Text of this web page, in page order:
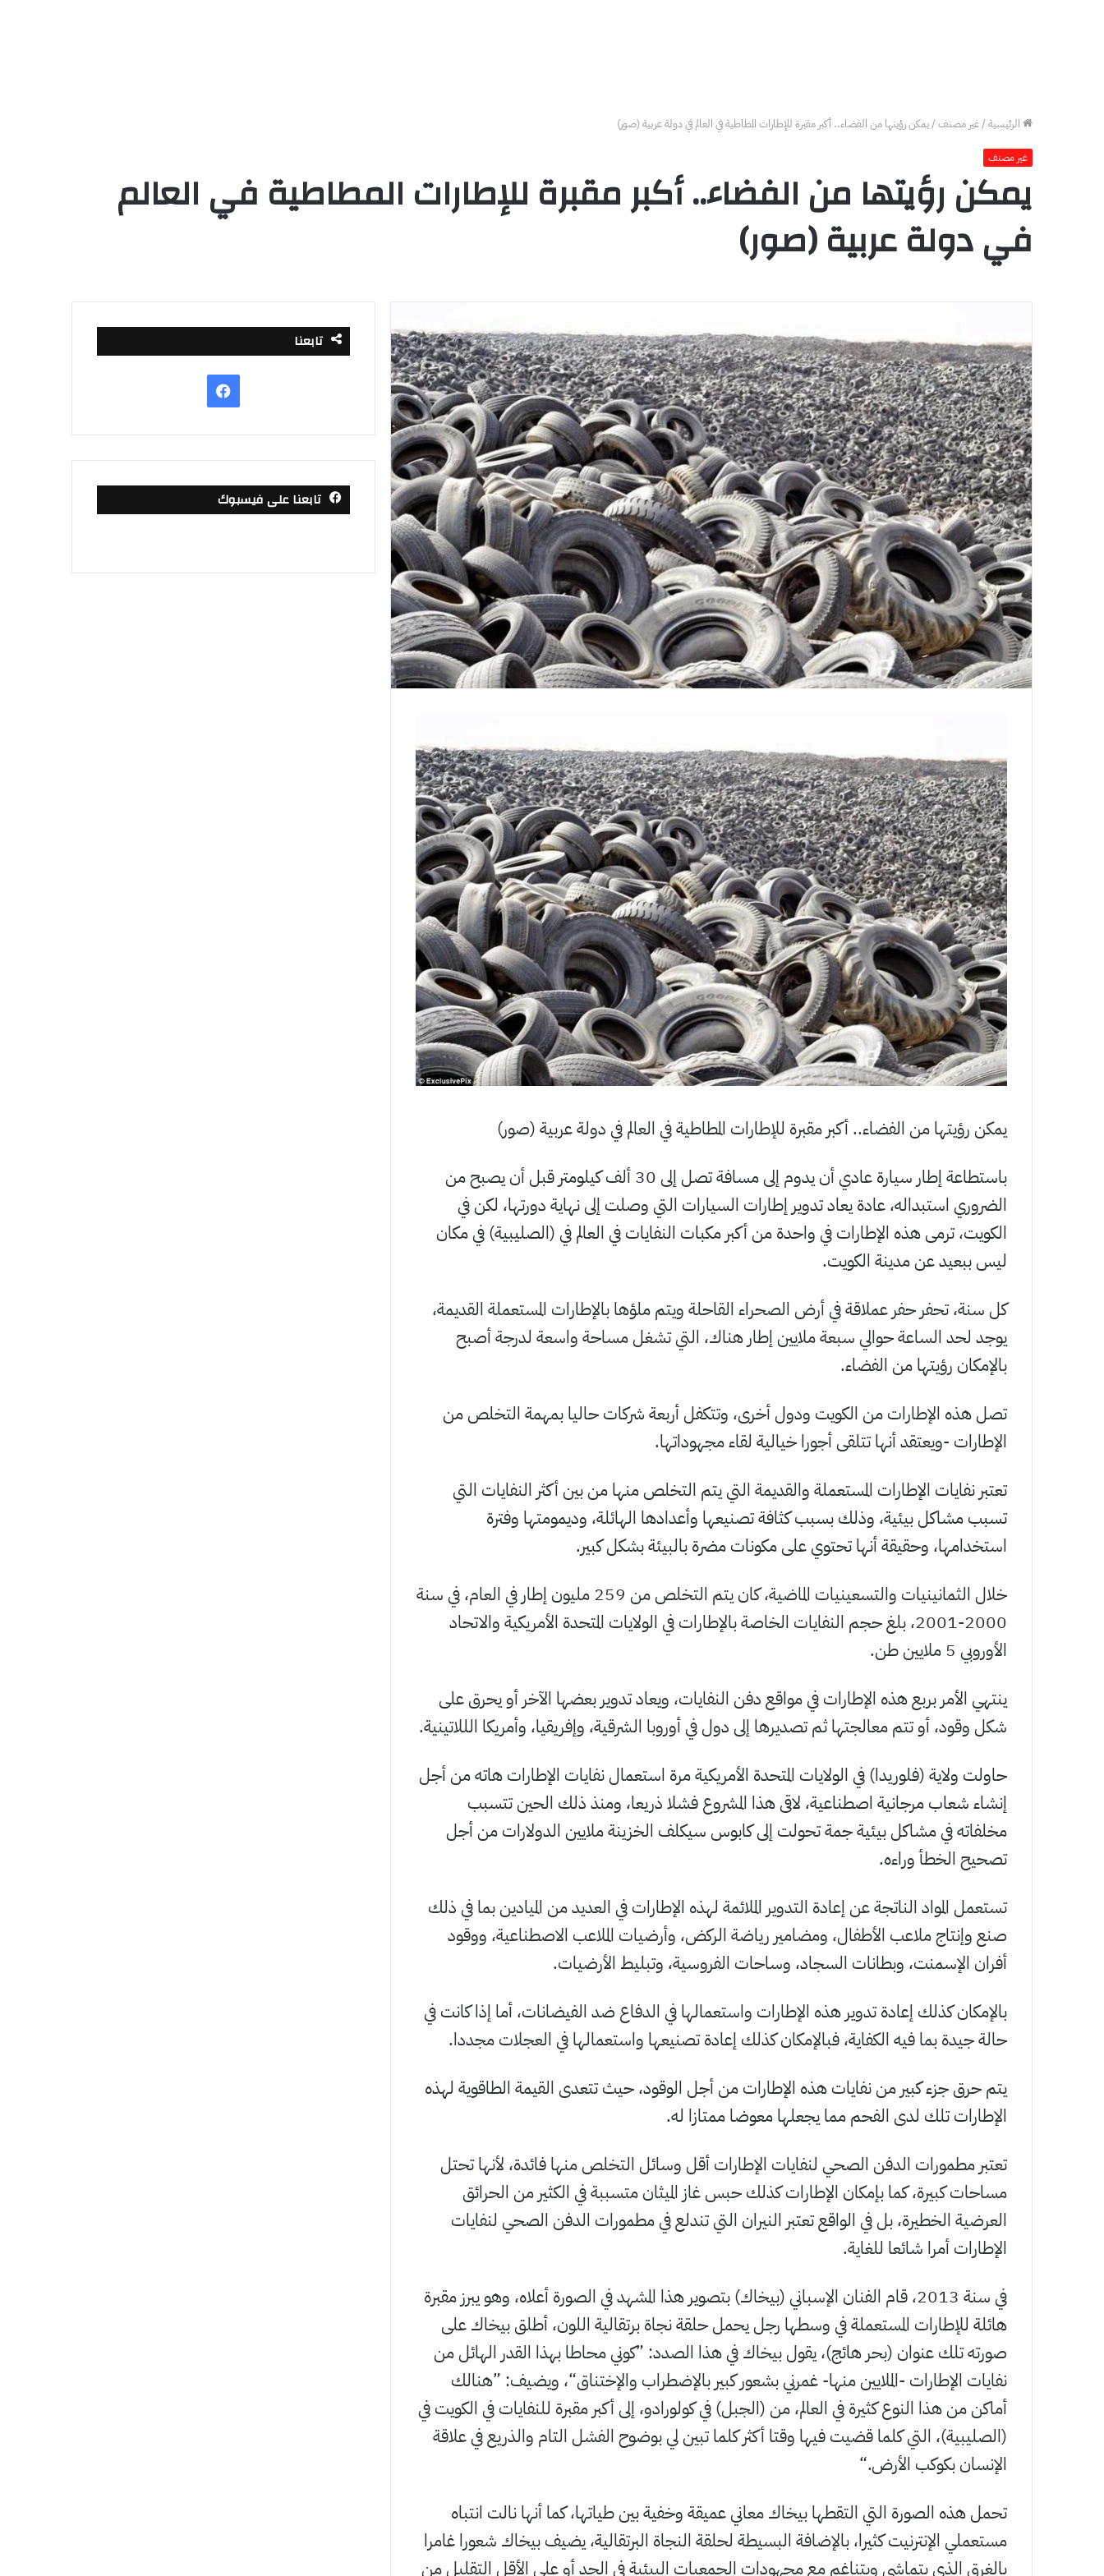
الرئيسية/غير مصنف/يمكن رؤيتها من الفضاء.. أكبر مقبرة للإطارات المطاطية في العالم في دولة عربية (صور)
غير مصنف
يمكن رؤيتها من الفضاء.. أكبر مقبرة للإطارات المطاطية في العالم
في دولة عربية (صور)
يمكن رؤيتها من الفضاء.. أكبر مقبرة للإطارات المطاطية في العالم في دولة عربية (صور)
باستطاعة إطار سيارة عادي أن يدوم إلى مسافة تصل إلى 30 ألف كيلومتر قبل أن يصبح من
الضروري استبداله، عادة يعاد تدوير إطارات السيارات التي وصلت إلى نهاية دورتها، لكن في
الكويت، ترمى هذه الإطارات في واحدة من أكبر مكبات النفايات في العالم في (الصليبية) في مكان
ليس ببعيد عن مدينة الكويت.
كل سنة، تحفر حفر عملاقة في أرض الصحراء القاحلة ويتم ملؤها بالإطارات المستعملة القديمة،
يوجد لحد الساعة حوالي سبعة ملايين إطار هناك، التي تشغل مساحة واسعة لدرجة أصبح
بالإمكان رؤيتها من الفضاء.
تصل هذه الإطارات من الكويت ودول أخرى، وتتكفل أربعة شركات حاليا بمهمة التخلص من
الإطارات -ويعتقد أنها تتلقى أجورا خيالية لقاء مجهوداتها.
تعتبر نفايات الإطارات المستعملة والقديمة التي يتم التخلص منها من بين أكثر النفايات التي
تسبب مشاكل بيئية، وذلك بسبب كثافة تصنيعها وأعدادها الهائلة، وديمومتها وفترة
استخدامها، وحقيقة أنها تحتوي على مكونات مضرة بالبيئة بشكل كبير.
خلال الثمانينيات والتسعينيات الماضية، كان يتم التخلص من 259 مليون إطار في العام، في سنة
2000-2001، بلغ حجم النفايات الخاصة بالإطارات في الولايات المتحدة الأمريكية والاتحاد
الأوروبي 5 ملايين طن.
ينتهي الأمر بربع هذه الإطارات في مواقع دفن النفايات، ويعاد تدوير بعضها الآخر أو يحرق على
شكل وقود، أو تتم معالجتها ثم تصديرها إلى دول في أوروبا الشرقية، وإفريقيا، وأمريكا الللاتينية.
حاولت ولاية (فلوريدا) في الولايات المتحدة الأمريكية مرة استعمال نفايات الإطارات هاته من أجل
إنشاء شعاب مرجانية اصطناعية، لاقى هذا المشروع فشلا ذريعا، ومنذ ذلك الحين تتسبب
مخلفاته في مشاكل بيئية جمة تحولت إلى كابوس سيكلف الخزينة ملايين الدولارات من أجل
تصحيح الخطأ وراءه.
تستعمل المواد الناتجة عن إعادة التدوير الملائمة لهذه الإطارات في العديد من الميادين بما في ذلك
صنع وإنتاج ملاعب الأطفال، ومضامير رياضة الركض، وأرضيات الملاعب الاصطناعية، ووقود
أفران الإسمنت، وبطانات السجاد، وساحات الفروسية، وتبليط الأرضيات.
بالإمكان كذلك إعادة تدوير هذه الإطارات واستعمالها في الدفاع ضد الفيضانات، أما إذا كانت في
حالة جيدة بما فيه الكفاية، فبالإمكان كذلك إعادة تصنيعها واستعمالها في العجلات مجددا.
يتم حرق جزء كبير من نفايات هذه الإطارات من أجل الوقود، حيث تتعدى القيمة الطاقوية لهذه
الإطارات تلك لدى الفحم مما يجعلها معوضا ممتازا له.
تعتبر مطمورات الدفن الصحي لنفايات الإطارات أقل وسائل التخلص منها فائدة، لأنها تحتل
مساحات كبيرة، كما بإمكان الإطارات كذلك حبس غاز الميثان متسببة في الكثير من الحرائق
العرضية الخطيرة، بل في الواقع تعتبر النيران التي تندلع في مطمورات الدفن الصحي لنفايات
الإطارات أمرا شائعا للغاية.
في سنة 2013، قام الفنان الإسباني (بيخاك) بتصوير هذا المشهد في الصورة أعلاه، وهو يبرز مقبرة
هائلة للإطارات المستعملة في وسطها رجل يحمل حلقة نجاة برتقالية اللون، أطلق بيخاك على
صورته تلك عنوان (بحر هائج)، يقول بيخاك في هذا الصدد: ”كوني محاطا بهذا القدر الهائل من
نفايات الإطارات -الملايين منها- غمرني بشعور كبير بالإضطراب والإختناق“، ويضيف: ”هنالك
أماكن من هذا النوع كثيرة في العالم، من (الجبل) في كولورادو، إلى أكبر مقبرة للنفايات في الكويت في
(الصليبية)، التي كلما قضيت فيها وقتا أكثر كلما تبين لي بوضوح الفشل التام والذريع في علاقة
الإنسان بكوكب الأرض.“
تحمل هذه الصورة التي التقطها بيخاك معاني عميقة وخفية بين طياتها، كما أنها نالت انتباه
مستعملي الإنترنيت كثيرا، بالإضافة البسيطة لحلقة النجاة البرتقالية، يضيف بيخاك شعورا غامرا
بالغرق الذي يتماشى ويتناغم مع مجهودات الجمعيات البيئية في الحد أو على الأقل التقليل من
تابعنا
فيسبوك
تابعنا على فيسبوك